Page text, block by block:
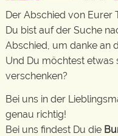
Der Abschied von Eurer
Du bist auf der Suche
Abschied, um danke an
Und Du möchtest etwas
verschenken?
Bei uns in der
genau richtig!
Bei uns findest Du die